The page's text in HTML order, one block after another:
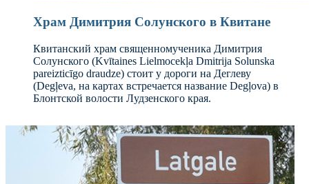
Храм Димитрия Солунского в Квитане
Квитанский храм священномученика Димитрия
Солунского (Kvītaines Lielmocekļa Dmitrija Solunska
pareizticīgo draudze) стоит у дороги на Деглеву
(Degļeva, на картах встречается название Degļova) в
Блонтской волости Лудзенского края.